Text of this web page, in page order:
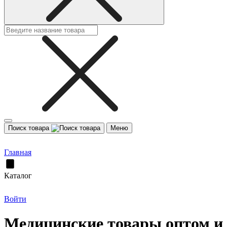
Поиск товара Меню
Главная
Каталог
Войти